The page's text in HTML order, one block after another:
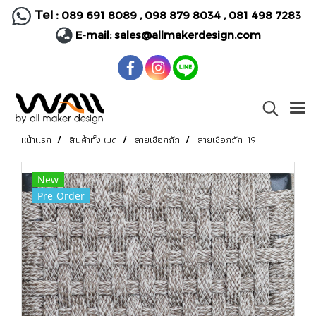
Tel : 089 691 8089, 098 879 8034 , 081 498 7283
E-mail:sales@allmakerdesign.com
หน้าแรก สินค้าทั้งหมด ลายเชือกถัก ลายเชือกถัก-19
New
Pre-Order